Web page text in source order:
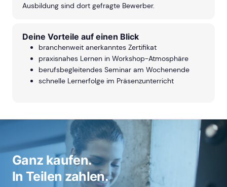
Ausbildung sind dort gefragte Bewerber.
Deine Vorteile auf einen Blick
branchenweit anerkanntes Zertifikat
praxisnahes Lernen in Workshop-Atmosphäre
berufsbegleitendes Seminar am Wochenende
schnelle Lernerfolge im Präsenzunterricht
Ganz kaufen.
In Teilen zahlen.